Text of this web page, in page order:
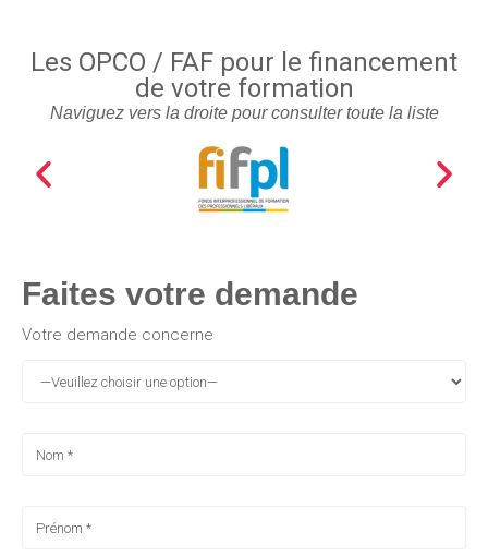
Les OPCO / FAF pour le financement
de votre formation
Naviguez vers la droite pour consulter toute la liste
Faites votre demande
Votre demande concerne